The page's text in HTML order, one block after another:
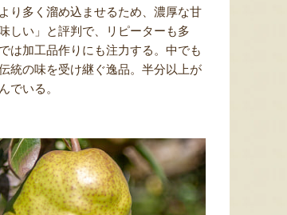
り多く溜め込ませるため、濃厚な甘
しい」と評判で、リピーターも多
は加工品作りにも注力する。中でも
統の味を受け継ぐ逸品。半分以上が
でいる。